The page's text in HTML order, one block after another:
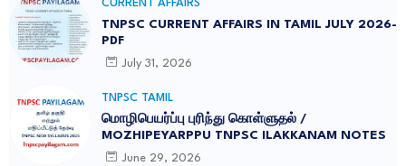
CURRENT AFFAIRS
TNPSC CURRENT AFFAIRS IN TAMIL JULY 2026-
PDF
July 31, 2026
TNPSC TAMIL
மொழிபெயர்ப்பு புரிந்து கொள்ளுதல் /
MOZHIPEYARPPU TNPSC ILAKKANAM NOTES
June 29, 2026